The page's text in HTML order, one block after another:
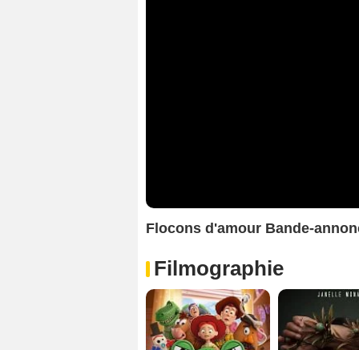
Flocons d'amour Bande-
Filmographie